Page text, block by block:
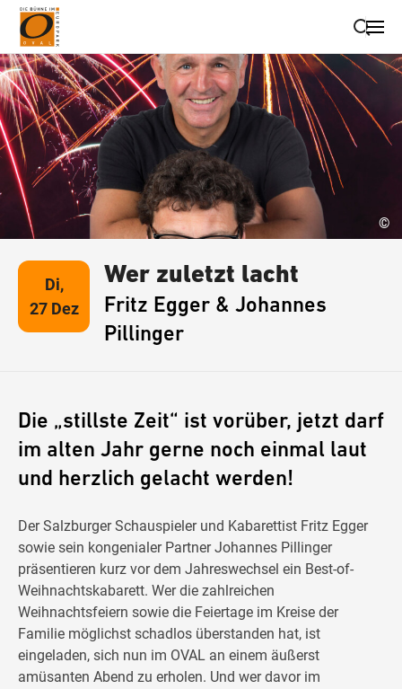
Suche schließen
Wegbeschreibung erhalten
©
Di,
27 Dez
Wer zuletzt lacht
Fritz Egger & Johannes
Pillinger
Die „stillste Zeit“ ist vorüber, jetzt darf
im alten Jahr gerne noch einmal laut
und herzlich gelacht werden!
Der Salzburger Schauspieler und Kabarettist Fritz Egger
sowie sein kongenialer Partner Johannes Pillinger
präsentieren kurz vor dem Jahreswechsel ein Best-of-
Weihnachtskabarett. Wer die zahlreichen
Weihnachtsfeiern sowie die Feiertage im Kreise der
Familie möglichst schadlos überstanden hat, ist
eingeladen, sich nun im OVAL an einem äußerst
amüsanten Abend zu erholen. Und wer davor im